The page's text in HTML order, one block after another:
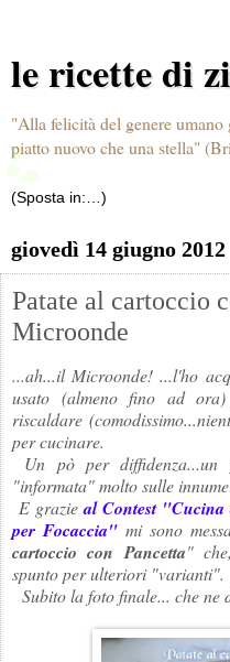
le ricette di
"Alla felicità del genere
piatto nuovo che una stella"
giovedì 14 giugno 2012
Patate al cartoccio
Microonde
...ah...il Microonde! ...l'ho
usato (almeno fino ad
riscaldare
per cucinare.
Un pò per
"informata" molto sulle
E grazieal Contest
per Focaccia" mi sono
cartoccio con Pancetta"
spunto per ulteriori "varianti".
Subito la foto finale... che ne